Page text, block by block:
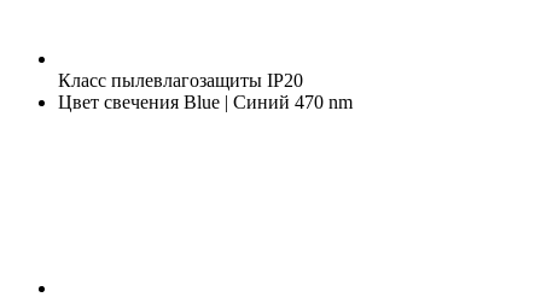
Класс пылевлагозащиты IP20
Цвет свечения Blue | Синий 470 nm